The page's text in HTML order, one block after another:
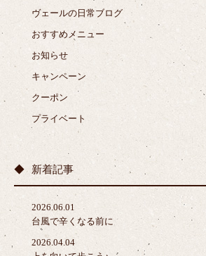
ヴェールの日常ブログ
おすすめメニュー
お知らせ
キャンペーン
クーポン
プライベート
新着記事
2026.06.01
台風で辛くなる前に
2026.04.04